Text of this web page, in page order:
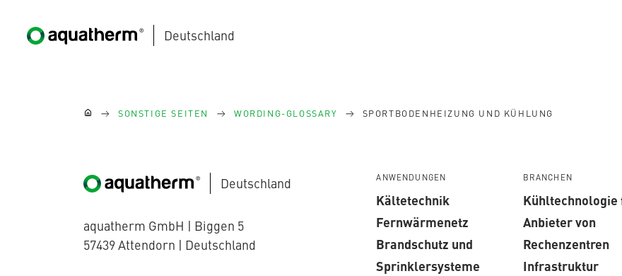
Deutschland
Sie sind hier:
SONSTIGE SEITEN WORDING-GLOSSARY SPORTBODENHEIZUNG UND KÜHLUNG
Deutschland
aquatherm GmbH | Biggen 5
57439 Attendorn | Deutschland
ANWENDUNGEN
Kältetechnik
Fernwärmenetz
Brandschutz und
Sprinklersysteme
BRANCHEN
Kühltechnologie
Anbieter von
Rechenzentren
Infrastruktur